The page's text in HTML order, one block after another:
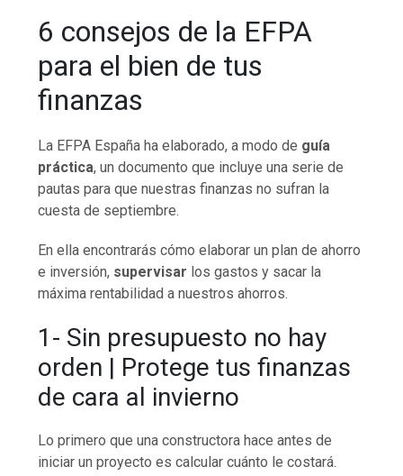
6 consejos de la EFPA
para el bien de tus
finanzas
La EFPA España ha elaborado, a modo de guía
práctica, un documento que incluye una serie de
pautas para que nuestras finanzas no sufran la
cuesta de septiembre.
En ella encontrarás cómo elaborar un plan de ahorro
e inversión, supervisar los gastos y sacar la
máxima rentabilidad a nuestros ahorros.
1- Sin presupuesto no hay
orden | Protege tus finanzas
de cara al invierno
Lo primero que una constructora hace antes de
iniciar un proyecto es calcular cuánto le costará.